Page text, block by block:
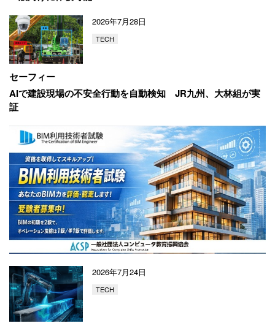
2026年7月28日
TECH
セーフィー
AIで建設現場の不安全行動を自動検知
JR九州、大林組が実
証
2026年7月24日
TECH